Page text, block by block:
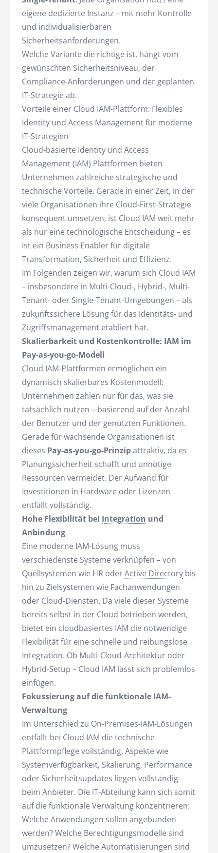
eigene dedizierte Instanz – mit mehr Kontrolle
und individualisierbaren
Sicherheitsanforderungen.
Welche Variante die richtige ist, hängt vom
gewünschten Sicherheitsniveau, der
Compliance-Anforderungen und der geplanten
IT-Strategie ab.
Vorteile einer Cloud IAM-Plattform: Flexibles
Identity und Access Management für moderne
IT-Strategien
Cloud-basierte Identity und Access
Management (IAM) Plattformen bieten
Unternehmen zahlreiche strategische und
technische Vorteile. Gerade in einer Zeit, in der
viele Organisationen ihre Cloud-First-Strategie
konsequent umsetzen, ist Cloud IAM weit mehr
als nur eine technologische Entscheidung – es
ist ein Business Enabler für digitale
Transformation, Sicherheit und Effizienz.
Im Folgenden zeigen wir, warum sich Cloud IAM
– insbesondere in Multi-Cloud-, Hybrid-, Multi-
Tenant- oder Single-Tenant-Umgebungen – als
zukunftssichere Lösung für das Identitäts- und
Zugriffsmanagement etabliert hat.
Skalierbarkeit und Kostenkontrolle: IAM im
Pay-as-you-go-Modell
Cloud IAM-Plattformen ermöglichen ein
dynamisch skalierbares Kostenmodell:
Unternehmen zahlen nur für das, was sie
tatsächlich nutzen – basierend auf der Anzahl
der Benutzer und der genutzten Funktionen.
Gerade für wachsende Organisationen ist
dieses Pay-as-you-go-Prinzipattraktiv, da es
Planungssicherheit schafft und unnötige
Ressourcen vermeidet. Der Aufwand für
Investitionen in Hardware oder Lizenzen
entfällt vollständig.
Hohe Flexibilität bei Integration und
Anbindung
Eine moderne IAM-Lösung muss
verschiedenste Systeme verknüpfen – von
Quellsystemen wie HR oderActive Directory bis
hin zu Zielsystemen wie Fachanwendungen
oder Cloud-Diensten. Da viele dieser Systeme
bereits selbst in der Cloud betrieben werden,
bietet ein cloudbasiertes IAM die notwendige
Flexibilität für eine schnelle und reibungslose
Integration. Ob Multi-Cloud-Architektur oder
Hybrid-Setup – Cloud IAM lässt sich problemlos
einfügen.
Fokussierung auf die funktionale IAM-
Verwaltung
Im Unterschied zu On-Premises-IAM-Lösungen
entfällt bei Cloud IAM die technische
Plattformpflege vollständig. Aspekte wie
Systemverfügbarkeit, Skalierung, Performance
oder Sicherheitsupdates liegen vollständig
beim Anbieter. Die IT-Abteilung kann sich somit
auf die funktionale Verwaltung konzentrieren:
Welche Anwendungen sollen angebunden
werden? Welche Berechtigungsmodelle sind
umzusetzen? Welche Automatisierungen sind